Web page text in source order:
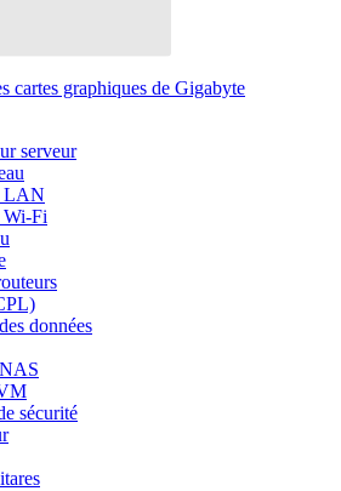
cartes graphiques de Gigabyte
serveur
LAN
Wi-Fi
données
sécurité